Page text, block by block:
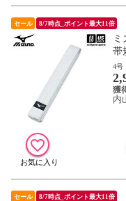
セール 8/7時点_ポイント最大11倍
帯
年
動
象
4号
内
セール 8/7時点_ポイント最大11倍